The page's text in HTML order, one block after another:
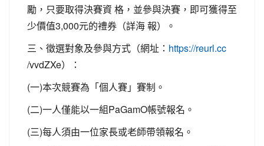
勵，只要取得決賽資 格，並參與決賽，即可獲得至
少價值3,000元的禮券（詳海 報）。
三、徵選對象及參與方式（網址： https://reurl.cc
/vvdZXe）：
(一)本次競賽為「個人賽」賽制。
(二)一人僅能以一組PaGamO帳號報名。
(三)每人須由一位家長或老師帶領報名。